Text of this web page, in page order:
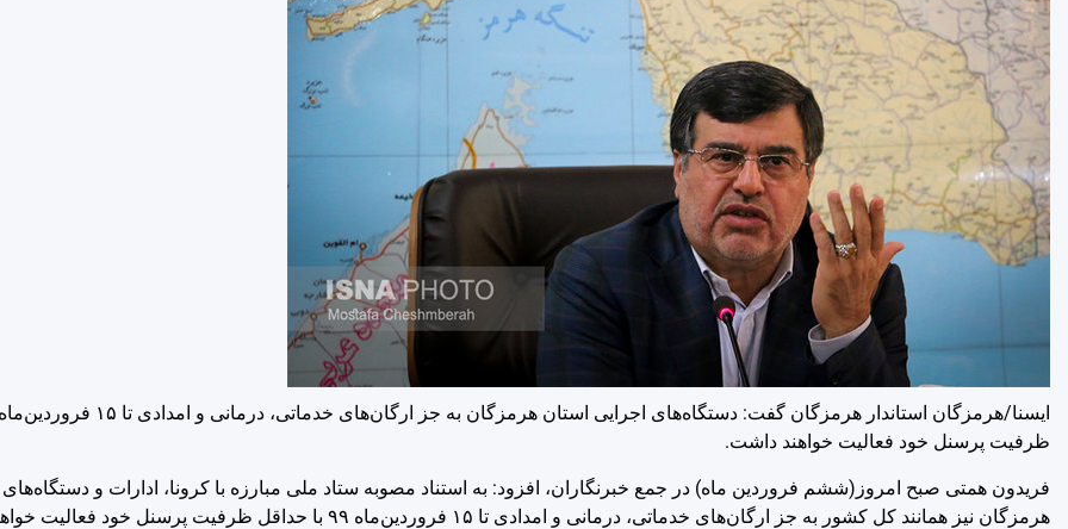
ایسنا/هرمزگان
استاندار هرمزگان گفت: دستگاه‌های اجرایی
ظرفیت پرسنل خود فعالیت خواهند داشت.
فریدون همتی صبح امروز(ششم فروردین ماه) در جمع خبرنگاران، افزود: به استناد مصوبه ستاد ملی مبارزه با کرونا، ادارات و دستگاه‌های
هرمزگان نیز همانند کل کشور به جز ارگان‌های خدماتی، درمانی و امدادی تا ۱۵ فروردین‌ماه ۹۹ با حداقل ظرفیت پرسنل خود فعالیت خواهند داشت.